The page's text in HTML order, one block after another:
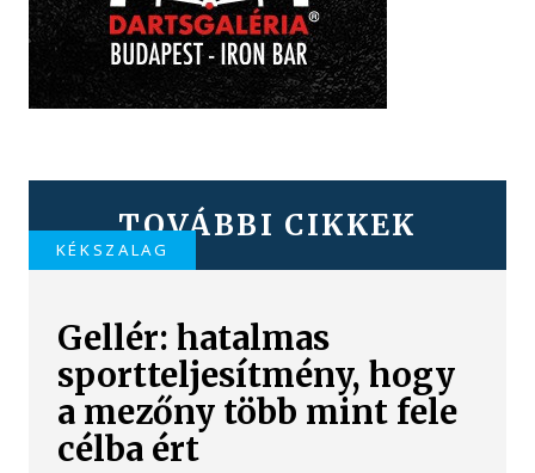
TOVÁBBI CIKKEK
KÉKSZALAG
Gellér: hatalmas
sportteljesítmény, hogy
a mezőny több mint fele
célba ért